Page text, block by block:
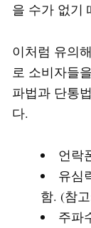
을 수가 없기
이처럼 유의
로 소비자들
파법과 단통
다.
언락
유심
함. (참
주파